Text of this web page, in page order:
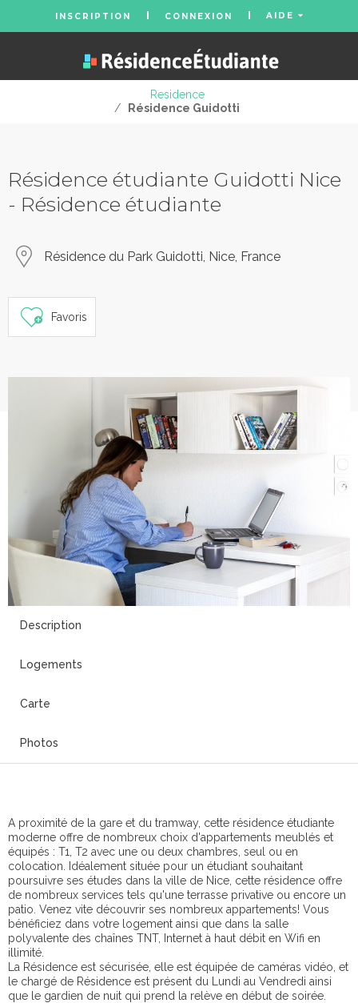
INSCRIPTION CONNEXION AIDE
Residence
/
Résidence Guidotti
Résidence étudiante Guidotti Nice
- Résidence étudiante
Résidence du Park Guidotti, Nice, France
Favoris
Description
Logements
Carte
Photos
A proximité de la gare et du tramway, cette résidence étudiante
moderne offre de nombreux choix d'appartements meublés et
équipés : T1, T2 avec une ou deux chambres, seul ou en
colocation. Idéalement située pour un étudiant souhaitant
poursuivre ses études dans la ville de Nice, cette résidence offre
de nombreux services tels qu'une terrasse privative ou encore un
patio. Venez vite découvrir ses nombreux appartements! Vous
bénéficiez dans votre logement ainsi que dans la salle
polyvalente des chaînes TNT, Internet à haut débit en Wifi en
illimité.
La Résidence est sécurisée, elle est équipée de caméras vidéo, et
le chargé de Résidence est présent du Lundi au Vendredi ainsi
que le gardien de nuit qui prend la relève en début de soirée.